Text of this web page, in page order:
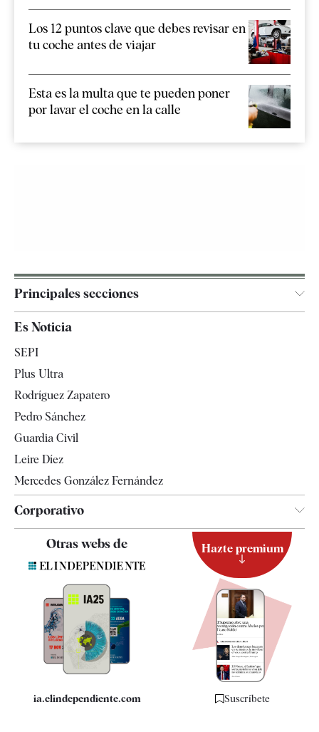
Los 12 puntos clave que debes revisar en
tu coche antes de viajar
Esta es la multa que te pueden poner
por lavar el coche en la calle
Principales secciones
España
Televisión
Es Noticia
SEPI
Plus Ultra
Rodríguez Zapatero
Pedro Sánchez
Guardia Civil
Leire Díez
Mercedes González Fernández
Corporativo
Contacto
Quiénes somos
Especificaciones
Otras webs de
ia.elindependiente.com
Hazte premium
Suscríbete